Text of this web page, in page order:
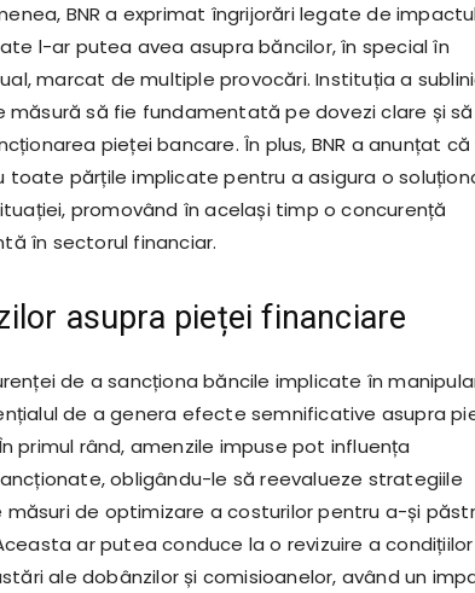
BNR a exprimat îngrijorări legate de
l-ar putea avea asupra băncilor, în special în
marcat de multiple provocări. Instituția a
măsură să fie fundamentată pe dovezi clare și să
pieței bancare. În plus, BNR a anunțat că
toate părțile implicate pentru a asigura o
promovând în același timp o concurență
în sectorul financiar.
asupra pieței financiare
de a sancționa băncile implicate în
de a genera efecte semnificative asupra
primul rând, amenzile impuse pot influența
obligându-le să reevalueze strategiile
de optimizare a costurilor pentru a-și
ar putea conduce la o revizuire a
ale dobânzilor și comisioanelor, având un